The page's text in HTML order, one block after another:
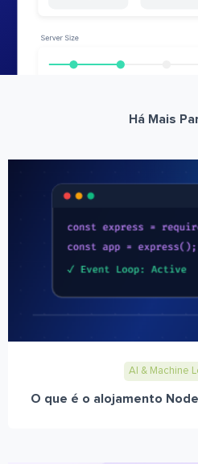
Há Mais
AI & Machine
O que é o alojamento